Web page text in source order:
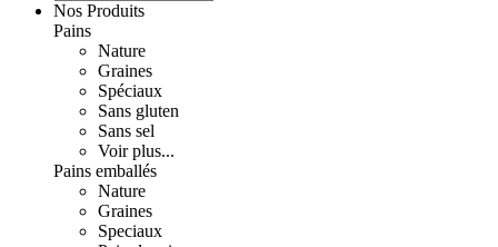
Nos Produits
Pains
Nature
Graines
Spéciaux
Sans gluten
Sans sel
Voir plus...
Pains emballés
Nature
Graines
Speciaux